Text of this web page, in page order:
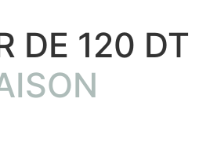
DE 120 DT